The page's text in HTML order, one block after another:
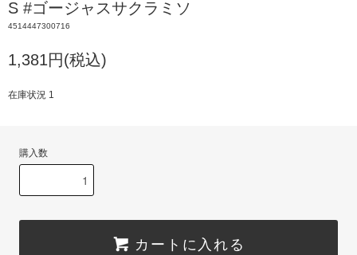
S #ゴージャスサクラミソ
4514447300716
1,381円(税込)
在庫状況 1
購入数
カートに入れる